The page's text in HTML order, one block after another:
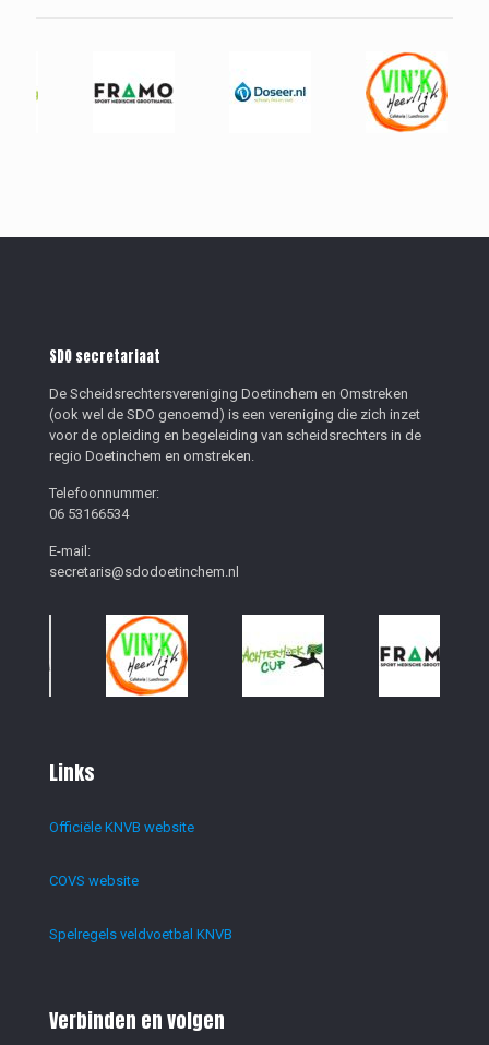
SDO secretariaat
De Scheidsrechtersvereniging Doetinchem en Omstreken
(ook wel de SDO genoemd) is een vereniging die zich inzet
voor de opleiding en begeleiding van scheidsrechters in de
regio Doetinchem en omstreken.
Telefoonnummer:
06 53166534
E-mail:
secretaris@sdodoetinchem.nl
Links
Officiële KNVB website
COVS website
Spelregels veldvoetbal KNVB
Verbinden en volgen